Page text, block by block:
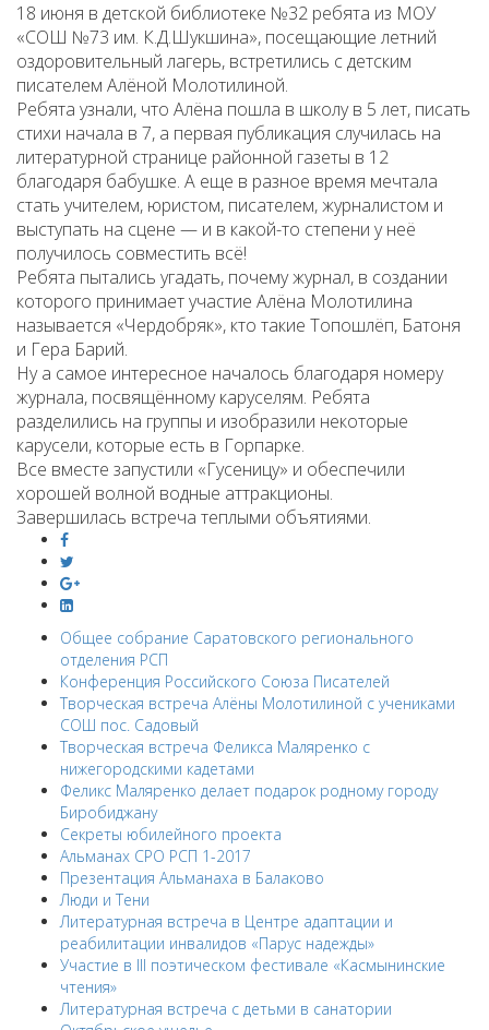
18 июня в детской библиотеке №32 ребята из МОУ
«СОШ №73 им. К.Д.Шукшина», посещающие летний
оздоровительный лагерь, встретились с детским
писателем Алёной Молотилиной.
Ребята узнали, что Алёна пошла в школу в 5 лет, писать
стихи начала в 7, а первая публикация случилась на
литературной странице районной газеты в 12
благодаря бабушке. А еще в разное время мечтала
стать учителем, юристом, писателем, журналистом и
выступать на сцене — и в какой-то степени у неё
получилось совместить всё!
Ребята пытались угадать, почему журнал, в создании
которого принимает участие Алёна Молотилина
называется «Чердобряк», кто такие Топошлёп, Батоня
и Гера Барий.
Ну а самое интересное началось благодаря номеру
журнала, посвящённому каруселям. Ребята
разделились на группы и изобразили некоторые
карусели, которые есть в Горпарке.
Все вместе запустили «Гусеницу» и обеспечили
хорошей волной водные аттракционы.
Завершилась встреча теплыми объятиями.
Общее собрание Саратовского регионального
отделения РСП
Конференция Российского Союза Писателей
Творческая встреча Алёны Молотилиной с учениками
СОШ пос. Садовый
Творческая встреча Феликса Маляренко с
нижегородскими кадетами
Феликс Маляренко делает подарок родному городу
Биробиджану
Секреты юбилейного проекта
Альманах СРО РСП 1-2017
Презентация Альманаха в Балаково
Люди и Тени
Литературная встреча в Центре адаптации и
реабилитации инвалидов «Парус надежды»
Участие в III поэтическом фестивале «Касмынинские
чтения»
Литературная встреча с детьми в санатории